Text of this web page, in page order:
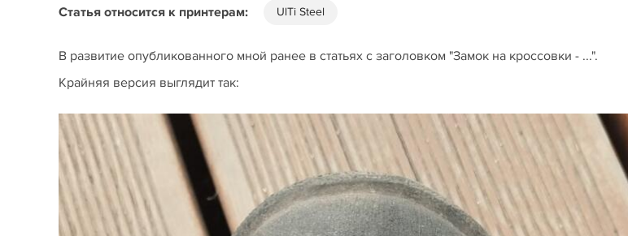
Статья относится к принтерам: UlTi Steel
В развитие опубликованного мной ранее в статьях с заголовком "Замок на кроссовки - ...".
Крайняя версия выглядит так: